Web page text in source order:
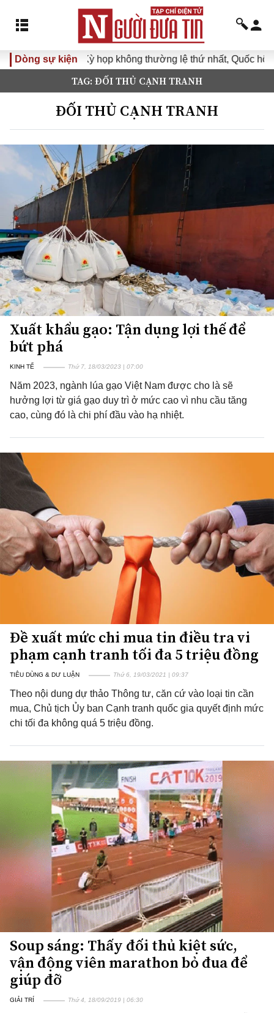
Dòng sự kiệnKỳ họp không thường lệ thứ nhất, Quốc hội khóa
TAG: ĐỐI THỦ CẠNH TRANH
ĐỐI THỦ CẠNH TRANH
Xuất khẩu gạo: Tận dụng lợi thế để
bứt phá
KINH TẾ Thứ 7, 18/03/2023 | 07:00
Năm 2023, ngành lúa gạo Việt Nam được cho là sẽ
hưởng lợi từ giá gạo duy trì ở mức cao vì nhu cầu tăng
cao, cùng đó là chi phí đầu vào hạ nhiệt.
Đề xuất mức chi mua tin điều tra vi
phạm cạnh tranh tối đa 5 triệu đồng
TIÊU DÙNG & DƯ LUẬN Thứ 6, 19/03/2021 | 09:37
Theo nội dung dự thảo Thông tư, căn cứ vào loại tin cần
mua, Chủ tịch Ủy ban Cạnh tranh quốc gia quyết định mức
chi tối đa không quá 5 triệu đồng.
Soup sáng: Thấy đối thủ kiệt sức,
vận động viên marathon bỏ đua để
giúp đỡ
GIẢI TRÍ Thứ 4, 18/09/2019 | 06:30